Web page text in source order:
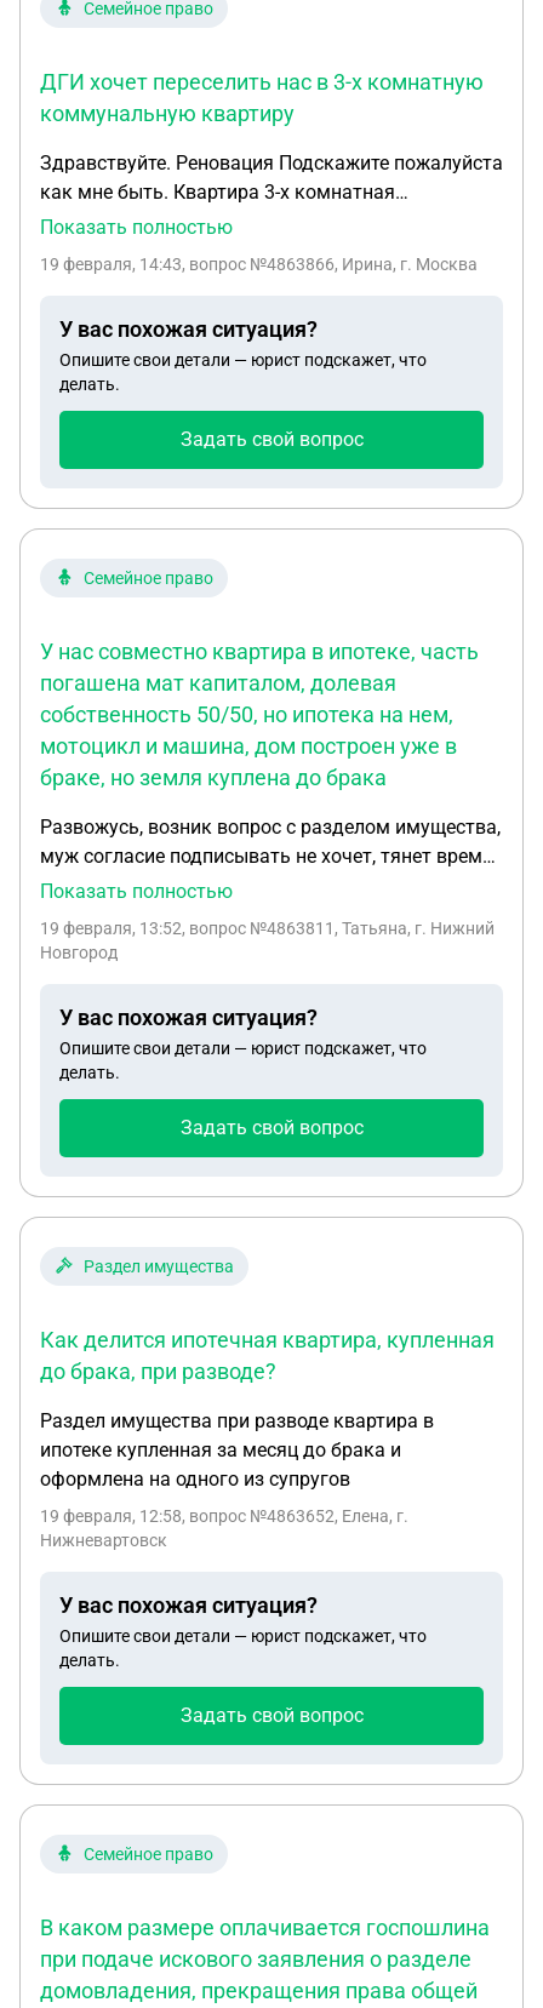
Семейное право
ДГИ хочет переселить нас в 3-х комнатную
коммунальную квартиру
Здравствуйте. Реновация Подскажите пожалуйста
как мне быть. Квартира 3-х комнатная
коммунальная. 1 комната была оформлена на
комнаты купил по договору купли -продажи
Произошел раздел совместно нажитого двух
комнат и мы стали собственниками по 1/2 в двух
комнатах. ДГИ хочет переселить нас в 3-х
Показать полностью
19 февраля, 14:43, вопрос №4863866, Ирина, г. Москва
У вас похожая ситуация?
Опишите свои детали — юрист подскажет, что
делать.
Задать свой вопрос
Семейное право
У нас совместно квартира в ипотеке, часть
погашена мат капиталом, долевая
собственность 50/50, но ипотека на нем,
мотоцикл и машина, дом построен уже в
браке, но земля куплена до брака
Развожусь, возник вопрос с разделом имущества,
муж согласие подписывать не хочет, тянет время,
пытался переписать транспорт на другое лицо. У
погашена мат капиталом, долевая собственность
брака. На данный момент несовершеннолетняя
только совместная дочь, мой сын 18 лет. Вопрос
стоит ли делить все одним иском или можно
начать с квартиры, потом дом и т.д. чтоб снизить
расходы и может быть у него в испуге будет
иска?
Показать полностью
19 февраля, 13:52, вопрос №4863811, Татьяна, г. Нижний
Новгород
У вас похожая ситуация?
Опишите свои детали — юрист подскажет, что
делать.
Задать свой вопрос
Раздел имущества
Как делится ипотечная квартира, купленная
до брака, при разводе?
Раздел имущества при разводе квартира в
ипотеке купленная за месяц до брака и
оформлена на одного из супругов
19 февраля, 12:58, вопрос №4863652, Елена, г.
Нижневартовск
У вас похожая ситуация?
Опишите свои детали — юрист подскажет, что
делать.
Задать свой вопрос
Семейное право
В каком размере оплачивается госпошлина
при подаче искового заявления о разделе
домовладения, прекращения права общей